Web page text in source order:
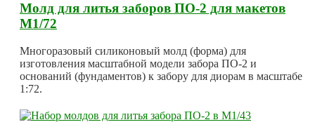
Молд для литья заборов ПО-2 для макетов
М1/72
Многоразовый силиконовый молд (форма) для
изготовления масштабной модели забора ПО-2 и
оснований (фундаментов) к забору для диорам в масштабе
1:72.